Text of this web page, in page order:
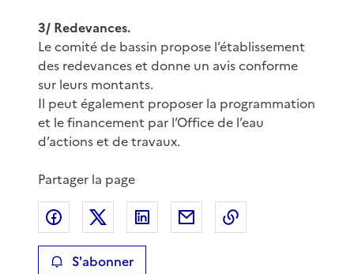
3/ Redevances.
Le comité de bassin propose l’établissement
des redevances et donne un avis conforme
sur leurs montants.
Il peut également proposer la programmation
et le financement par l’Office de l’eau
d’actions et de travaux.
Partager la page
Partager sur Facebook
Partager sur XPartager sur LinkedIn
Partager par email
S'abonner